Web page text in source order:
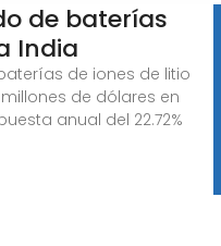
de baterías
India
de iones de litio
de dólares en
anual del 22.72%